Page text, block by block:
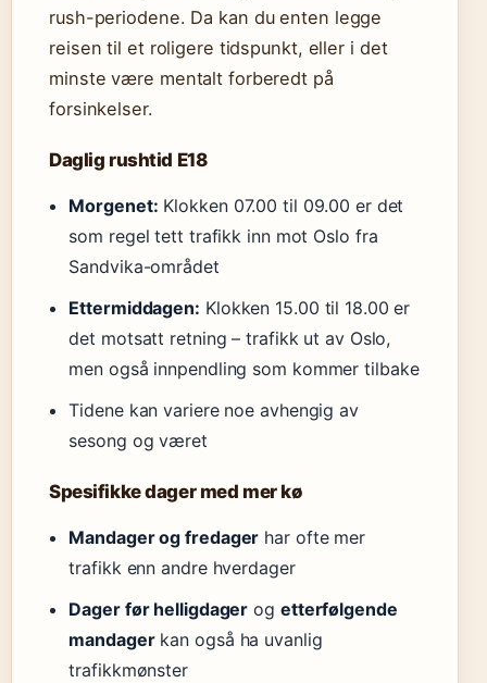
rush-periodene. Da kan du enten legge
reisen til et roligere tidspunkt, eller i det
minste være mentalt forberedt på
forsinkelser.
Daglig rushtid E18
Morgenet: Klokken 07.00 til 09.00 er det
som regel tett trafikk inn mot Oslo fra
Sandvika-området
Ettermiddagen: Klokken 15.00 til 18.00 er
det motsatt retning – trafikk ut av Oslo,
men også innpendling som kommer tilbake
Tidene kan variere noe avhengig av
sesong og været
Spesifikke dager med mer kø
Mandager og fredager har ofte mer
trafikk enn andre hverdager
Dager før helligdager og etterfølgende
mandagerkan også ha uvanlig
trafikkmønster